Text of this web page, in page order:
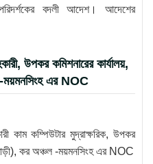
বদলী আদেশ। আদেশের
উপকর কমিশনারের কার্যালয়,
-ময়মনসিংহ এর NOC
কাম কম্পিউটার মুদ্রাক্ষরিক, উপকর
কর অঞ্চল -ময়মনসিংহ এর NOC